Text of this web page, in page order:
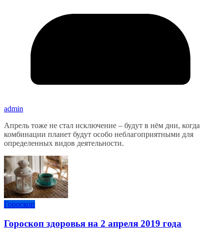
admin
Апрель тоже не стал исключение – будут в нём дни, когда
комбинации планет будут особо неблагоприятными для
определенных видов деятельности.
Гороскоп
Гороскоп здоровья на 2 апреля 2019 года